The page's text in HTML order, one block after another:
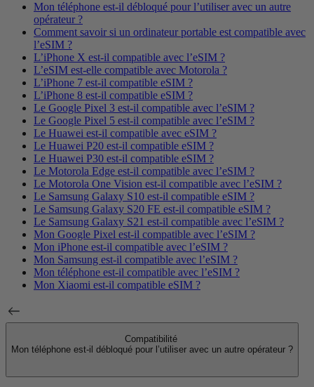
Mon téléphone est-il débloqué pour l’utiliser avec un autre
opérateur ?
Comment savoir si un ordinateur portable est compatible avec
l’eSIM ?
L’iPhone X est-il compatible avec l’eSIM ?
L’eSIM est-elle compatible avec Motorola ?
L’iPhone 7 est-il compatible eSIM ?
L’iPhone 8 est-il compatible eSIM ?
Le Google Pixel 3 est-il compatible avec l’eSIM ?
Le Google Pixel 5 est-il compatible avec l’eSIM ?
Le Huawei est-il compatible avec eSIM ?
Le Huawei P20 est-il compatible eSIM ?
Le Huawei P30 est-il compatible eSIM ?
Le Motorola Edge est-il compatible avec l’eSIM ?
Le Motorola One Vision est-il compatible avec l’eSIM ?
Le Samsung Galaxy S10 est-il compatible eSIM ?
Le Samsung Galaxy S20 FE est-il compatible eSIM ?
Le Samsung Galaxy S21 est-il compatible avec l’eSIM ?
Mon Google Pixel est-il compatible avec l’eSIM ?
Mon iPhone est-il compatible avec l’eSIM ?
Mon Samsung est-il compatible avec l’eSIM ?
Mon téléphone est-il compatible avec l’eSIM ?
Mon Xiaomi est-il compatible eSIM ?
Compatibilité
Mon téléphone est-il débloqué pour l’utiliser avec un autre opérateur ?